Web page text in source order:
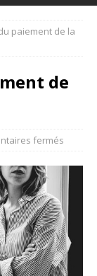
paiement de la
de
fermés